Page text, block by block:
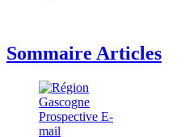
Sommaire Articles